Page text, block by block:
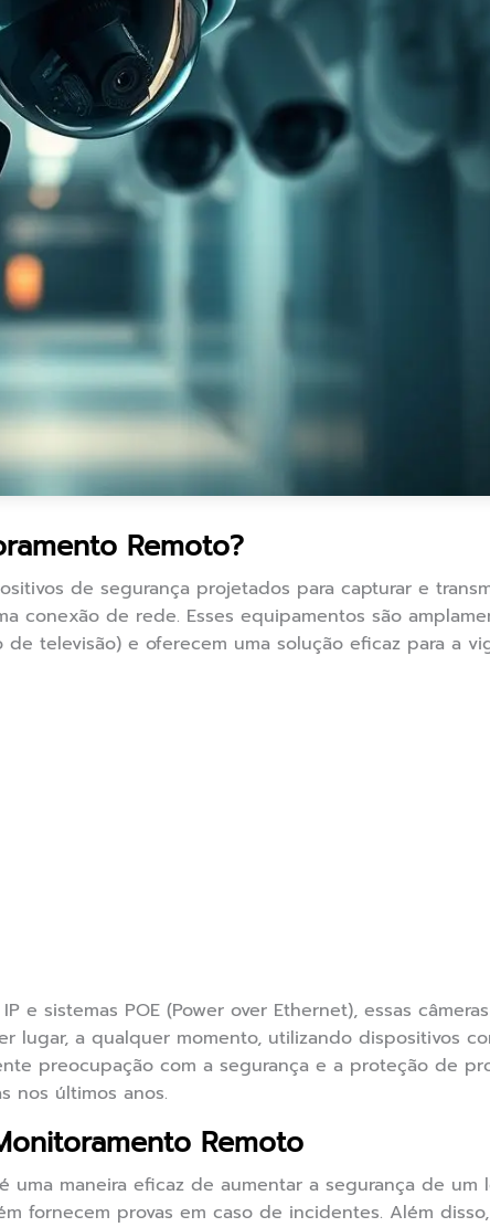
Remoto?
de segurança projetados para capturar e
conexão de rede. Esses equipamentos são
televisão) e oferecem uma solução eficaz para a
e sistemas POE (Power over Ethernet), essas
lugar, a qualquer momento, utilizando dispositivos
preocupação com a segurança e a proteção de
nos últimos anos.
Remoto
é uma maneira eficaz de aumentar a segurança de um
fornecem provas em caso de incidentes. Além